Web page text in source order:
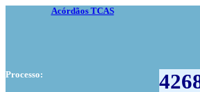
Acórdãos TCAS
Processo: